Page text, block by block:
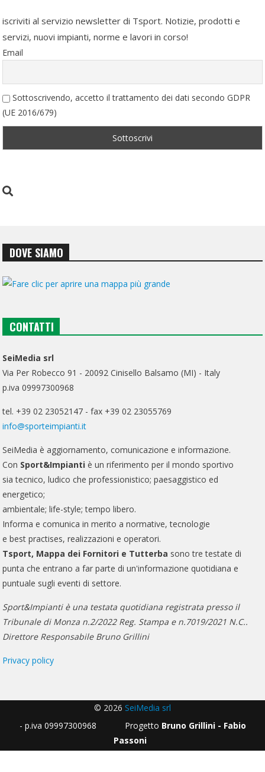
iscriviti al servizio newsletter di Tsport. Notizie, prodotti e
servizi, nuovi impianti, norme e lavori in corso!
Email
Sottoscrivendo, accetto il trattamento dei dati secondo GDPR
(UE 2016/679)
DOVE SIAMO
CONTATTI
SeiMedia srl
Via Per Robecco 91 - 20092 Cinisello Balsamo (MI) - Italy
p.iva 09997300968
tel. +39 02 23052147 - fax +39 02 23055769
info@sporteimpianti.it
SeiMedia è aggiornamento, comunicazione e informazione.
Con Sport&Impianti è un riferimento per il mondo sportivo
sia tecnico, ludico che professionistico; paesaggistico ed
energetico;
ambientale; life-style; tempo libero.
Informa e comunica in merito a normative, tecnologie
e best practises, realizzazioni e operatori.
Tsport, Mappa dei Fornitori e Tutterba sono tre testate di
punta che entrano a far parte di un'informazione quotidiana e
puntuale sugli eventi di settore.
Sport&Impianti è una testata quotidiana registrata presso il
Tribunale di Monza n.2/2022 Reg. Stampa e n.7019/2021 N.C..
Direttore Responsabile Bruno Grillini
Privacy policy
© 2026 SeiMedia srl
- p.iva 09997300968 Progetto Bruno Grillini - Fabio
Passoni